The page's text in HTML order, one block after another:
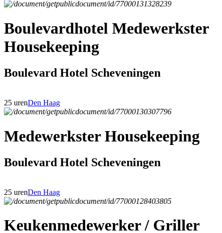
Boulevardhotel Medewerkster
Housekeeping
Boulevard Hotel Scheveningen
25 urenDen Haag
Medewerkster Housekeeping
Boulevard Hotel Scheveningen
25 urenDen Haag
Keukenmedewerker / Griller